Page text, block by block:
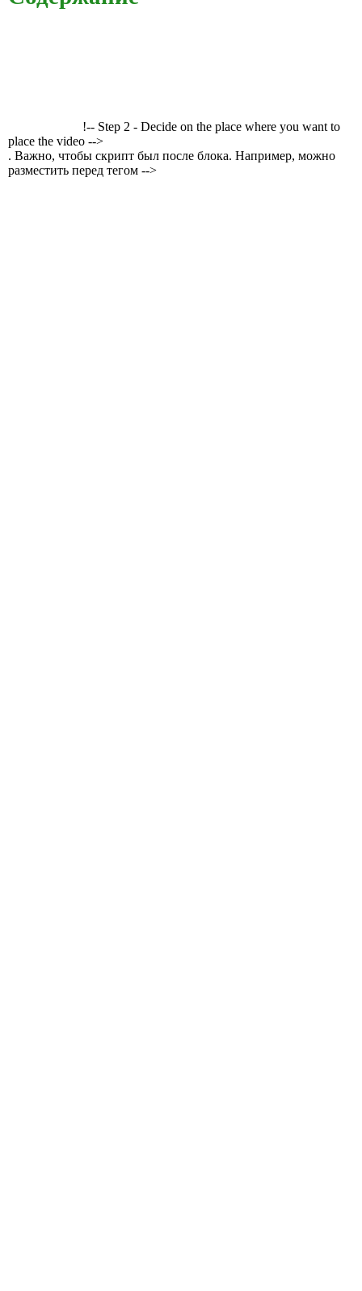
!-- Step 2 - Decide on the place where you want to
place the video -->
. Важно, чтобы скрипт был после блока. Например, можно
разместить перед тегом -->